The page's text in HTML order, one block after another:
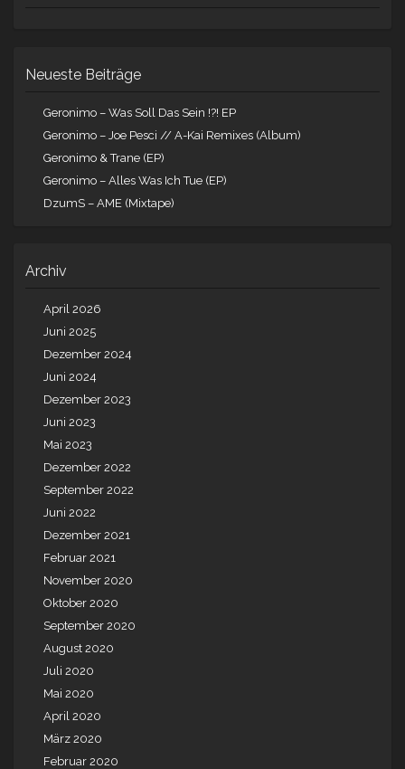
Neueste Beiträge
Geronimo – Was Soll Das Sein !?! EP
Geronimo – Joe Pesci // A-Kai Remixes (Album)
Geronimo & Trane (EP)
Geronimo – Alles Was Ich Tue (EP)
DzumS – AME (Mixtape)
Archiv
April 2026
Juni 2025
Dezember 2024
Juni 2024
Dezember 2023
Juni 2023
Mai 2023
Dezember 2022
September 2022
Juni 2022
Dezember 2021
Februar 2021
November 2020
Oktober 2020
September 2020
August 2020
Juli 2020
Mai 2020
April 2020
März 2020
Februar 2020